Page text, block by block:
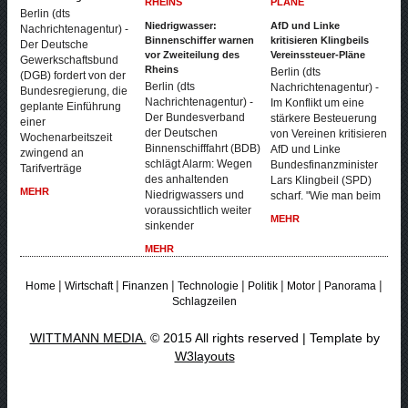
Berlin (dts
Nachrichtenagentur) -
Der Deutsche
Gewerkschaftsbund
(DGB) fordert von der
Bundesregierung, die
geplante Einführung
einer
Wochenarbeitszeit
zwingend an
Tarifverträge
MEHR
Niedrigwasser:
Binnenschiffer warnen
vor Zweiteilung des
Rheins
Berlin (dts
Nachrichtenagentur) -
Der Bundesverband
der Deutschen
Binnenschifffahrt (BDB)
schlägt Alarm: Wegen
des anhaltenden
Niedrigwassers und
voraussichtlich weiter
sinkender
MEHR
AfD und Linke
kritisieren Klingbeils
Vereinssteuer-Pläne
Berlin (dts
Nachrichtenagentur) -
Im Konflikt um eine
stärkere Besteuerung
von Vereinen kritisieren
AfD und Linke
Bundesfinanzminister
Lars Klingbeil (SPD)
scharf. "Wie man beim
MEHR
Home|Wirtschaft| Finanzen|Technologie| Politik| Motor| Panorama|
Schlagzeilen
WITTMANN MEDIA. © 2015 All rights reserved | Template by
W3layouts